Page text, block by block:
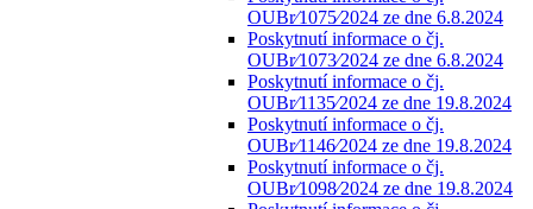
OUBr⁄1075⁄2024 ze dne 6.8.2024
Poskytnutí informace o čj.
OUBr⁄1073⁄2024 ze dne 6.8.2024
Poskytnutí informace o čj.
OUBr⁄1135⁄2024 ze dne 19.8.2024
Poskytnutí informace o čj.
OUBr⁄1146⁄2024 ze dne 19.8.2024
Poskytnutí informace o čj.
OUBr⁄1098⁄2024 ze dne 19.8.2024